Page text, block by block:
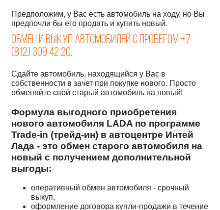
Предположим, у Вас есть автомобиль на ходу, но Вы
предпочли бы его продать и купить новый.
Обмен и выкуп автомобилей с пробегом +7
(812) 309 42 20.
Сдайте автомобиль, находящийся у Вас в
собственности в зачет при покупке нового. Просто
обменяйте свой старый автомобиль на новый!
Формула выгодного приобретения
нового автомобиля LADA по программе
Trade-in (трейд-ин) в автоцентре Интей
Лада - это обмен старого автомобиля на
новый с получением дополнительной
выгоды:
оперативный обмен автомобиля - срочный
выкуп,
оформление договора купли-продажи в течение